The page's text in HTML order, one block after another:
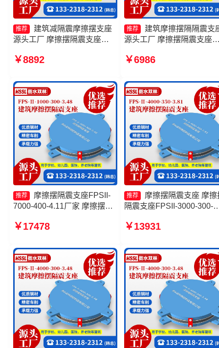
推荐
建筑减隔震摩擦摆支座
源头工厂 摩擦摆隔震支座
厂 建筑摩擦摆式减隔震支座生
￥8892
推荐
建筑摩擦摆隔隔震支
源头工厂 摩擦摆隔震支座
筑摩擦摆式隔震支座厂家
3.48生产厂家
￥6986
推荐
摩擦摆隔震支座FPSII-
7000-400-4.11厂家 摩擦摆隔
生产厂家 摩擦摆减隔震球型支
2000-350-3.81源头工厂
￥17478
推荐
摩擦摆隔震支座 摩擦
隔震支座FPSII-3000-300-
价格 摩擦摆建筑隔震支座
￥13931